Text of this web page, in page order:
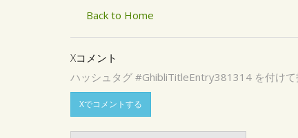
Back to Home
Xコメント
ハッシュタグ #GhibliTitleEntry381314 を付けて
Xでコメントする